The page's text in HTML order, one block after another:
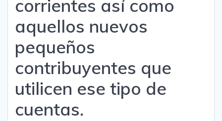
corrientes así como
aquellos nuevos
pequeños
contribuyentes que
utilicen ese tipo de
cuentas.